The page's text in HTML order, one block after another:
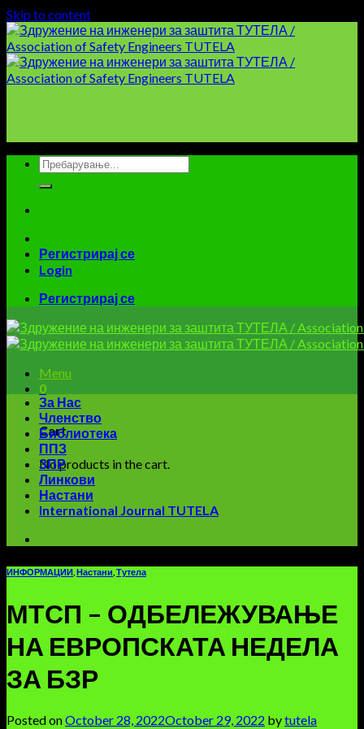
Skip to content
Регистрирај се
Login
Регистрирај се
Menu
0
Cart
No products in the cart.
За Нас
Членство
Библиотека
ППЗ
ЗПР
Линкови
Настани
International Journal TUTELA
ИНФОРМАЦИИ Настани Тутела
МТСП – ОДБЕЛЕЖУВАЊЕ
НА ЕВРОПСКАТА НЕДЕЛА
ЗА БЗР
Posted onOctober 28, 2022October 29, 2022 bytutela